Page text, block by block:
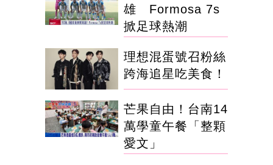
雄 Formosa 7s
掀足球熱潮
理想混蛋號召粉絲
跨海追星吃美食！
芒果自由！台南14
萬學童午餐「整顆
愛文」